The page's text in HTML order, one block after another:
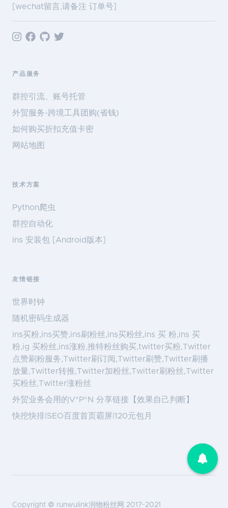
[wechat留言,请备注 订单号]
产品服务
群控引流、账号托管
外贸服务-跨境工具团购(省钱)
如何购买折扣充值卡密
网站地图
技术方案
Python爬虫
群控自动化
ins 安装包 [Android版本]
友情链接
世界时钟
随机密码生成器
ins买粉,ins买赞,ins刷粉丝,ins买粉丝,ins 买 粉,ins 买
粉,ig 买粉丝,ins涨粉,推特粉丝购买,twitter买粉,Twitter
点赞刷粉服务,Twitter刷订阅,Twitter刷赞,Twitter刷播
放量,Twitter转推,Twitter加粉丝,Twitter刷粉丝,Twitter
买粉丝,Twitter涨粉丝
外贸业务会用的V*P*N 分享链接【效果自己判断】
快挖快排|SEO百度首页霸屏|120元包月
Copyright © runwulink润物粉丝网 2017~2021